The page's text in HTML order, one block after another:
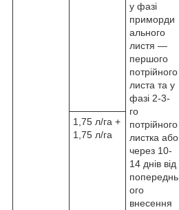
у фазі
приморди
ального
листя —
першого
потрійного
листа та у
фазі 2-3-
го
потрійного
листка або
через 10-
14 днів від
попереднь
ого
внесення
1,75 л/га +
1,75 л/га